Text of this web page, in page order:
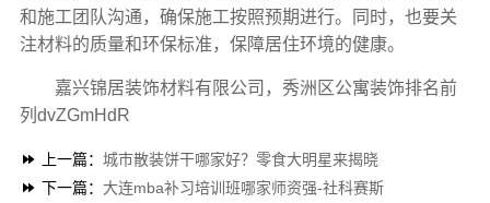
和施工团队沟通，确保施工按照预期进行。同时，也要关
注材料的质量和环保标准，保障居住环境的健康。
嘉兴锦居装饰材料有限公司，秀洲区公寓装饰排名前
列dvZGmHdR
上一篇： 城市散装饼干哪家好？零食大明星来揭晓
下一篇： 大连mba补习培训班哪家师资强-社科赛斯